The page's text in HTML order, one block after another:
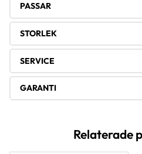
PASSAR
STORLEK
SERVICE
GARANTI
Relaterade